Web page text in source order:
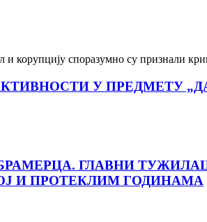
корупцију споразумно су признали
У ПРЕДМЕТУ
ГЛАВНИ
И ПРОТЕКЛИМ ГОДИНАМА